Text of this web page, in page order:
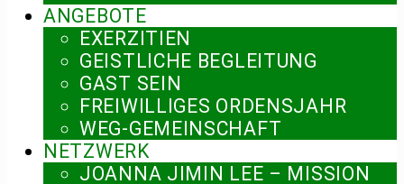
ANGEBOTE
EXERZITIEN
GEISTLICHE BEGLEITUNG
GAST SEIN
FREIWILLIGES ORDENSJAHR
WEG-GEMEINSCHAFT
NETZWERK
JOANNA JIMIN LEE – MISSION